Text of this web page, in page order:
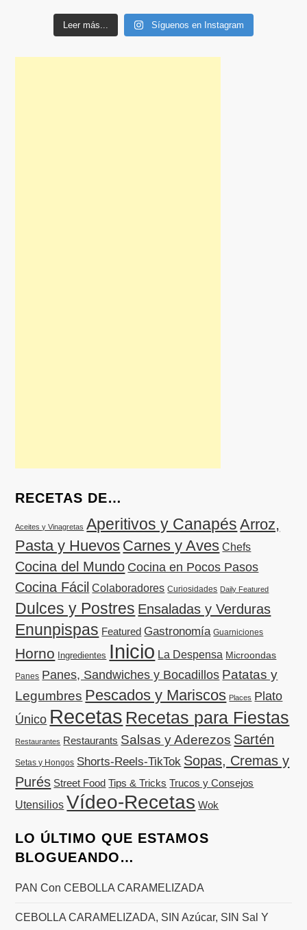
Leer más... Síguenos en Instagram
RECETAS DE…
Aceites y Vinagretas Aperitivos y Canapés Arroz,
Pasta y Huevos Carnes y Aves Chefs
Cocina del Mundo Cocina en Pocos Pasos
Cocina Fácil Colaboradores Curiosidades Daily Featured
Dulces y Postres Ensaladas y Verduras
Enunpispas Featured Gastronomía Guarniciones
Horno Ingredientes Inicio La Despensa Microondas
Panes Panes, Sandwiches y Bocadillos Patatas y
Legumbres Pescados y Mariscos Places Plato
Único Recetas Recetas para Fiestas
Restaurantes Restaurants Salsas y Aderezos Sartén
Setas y Hongos Shorts-Reels-TikTok Sopas, Cremas y
Purés Street Food Tips & Tricks Trucos y Consejos
Utensilios Vídeo-Recetas Wok
LO ÚLTIMO QUE ESTAMOS
BLOGUEANDO…
PAN Con CEBOLLA CARAMELIZADA
CEBOLLA CARAMELIZADA, SIN Azúcar, SIN Sal Y